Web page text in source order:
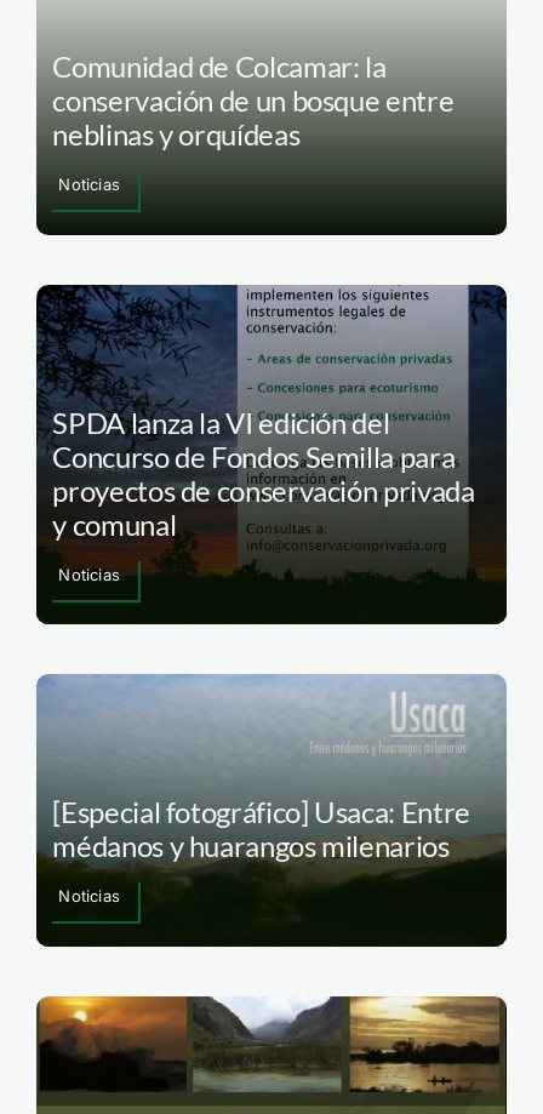
Comunidad de Colcamar: la
conservación de un bosque entre
neblinas y orquídeas
Noticias
SPDA lanza la VI edición del
Concurso de Fondos Semilla para
proyectos de conservación privada
y comunal
Noticias
[Especial fotográfico] Usaca: Entre
médanos y huarangos milenarios
Noticias